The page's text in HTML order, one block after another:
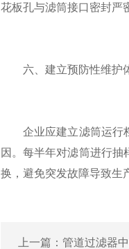
花板孔与滤筒接口密封严
六、建立预防性维护
企业应建立滤筒运行档
因。每半年对滤筒进行
换，避免突发故障导致生
上一篇： 管道过滤器